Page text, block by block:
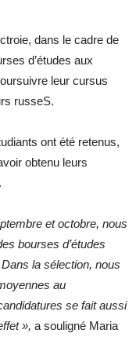
dans le cadre de
d’études aux
leur cursus
russeS.
ont été retenus,
obtenu leurs
et octobre, nous
bourses d’études
la sélection, nous
au
se fait aussi
», a souligné Maria